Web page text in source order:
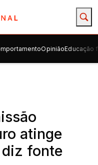
OpiniãoEducação
atinge
fonte